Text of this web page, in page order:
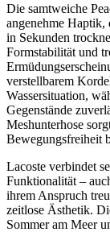
Die samtweiche
angenehme Haptik,
in Sekunden
Formstabilität und
verstellbarem
Wassersituation,
Gegenstände
Meshunterhose
Bewegungsfreiheit
Lacoste verbindet
Funktionalität –
ihrem Anspruch
zeitlose Ästhetik.
Sommer am Meer